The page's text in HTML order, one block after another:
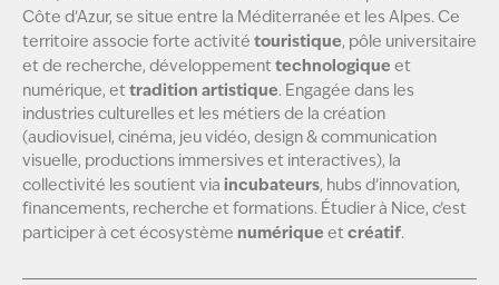
Côte d’Azur, se situe entre la Méditerranée et les Alpes. Ce
territoire associe forte activité touristique, pôle universitaire
et de recherche, développement technologique et
numérique, et tradition artistique. Engagée dans les
industries culturelles et les métiers de la création
(audiovisuel, cinéma, jeu vidéo, design & communication
visuelle, productions immersives et interactives), la
collectivité les soutient via incubateurs, hubs d’innovation,
financements, recherche et formations. Étudier à Nice, c’est
participer à cet écosystème numérique et créatif.